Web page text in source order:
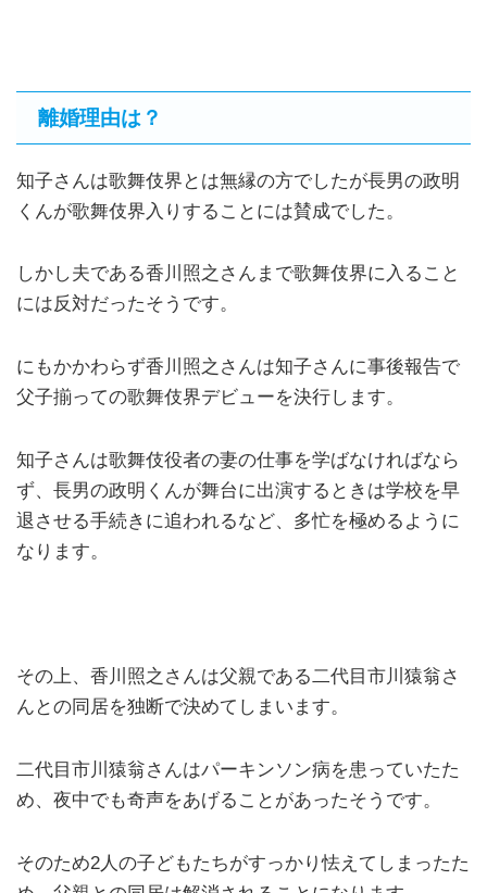
離婚理由は？
知子さんは歌舞伎界とは無縁の方でしたが長男の政明
くんが歌舞伎界入りすることには賛成でした。
しかし夫である香川照之さんまで歌舞伎界に入ること
には反対だったそうです。
にもかかわらず香川照之さんは知子さんに事後報告で
父子揃っての歌舞伎界デビューを決行します。
知子さんは歌舞伎役者の妻の仕事を学ばなければなら
ず、長男の政明くんが舞台に出演するときは学校を早
退させる手続きに追われるなど、多忙を極めるように
なります。
その上、香川照之さんは父親である二代目市川猿翁さ
んとの同居を独断で決めてしまいます。
二代目市川猿翁さんはパーキンソン病を患っていたた
め、夜中でも奇声をあげることがあったそうです。
そのため2人の子どもたちがすっかり怯えてしまったた